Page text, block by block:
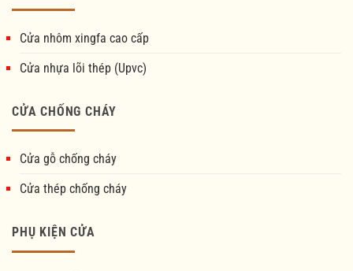
Cửa nhôm xingfa cao cấp
Cửa nhựa lõi thép (Upvc)
CỬA CHỐNG CHÁY
Cửa gỗ chống cháy
Cửa thép chống cháy
PHỤ KIỆN CỬA